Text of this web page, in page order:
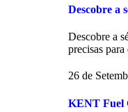
Descobre a
Descobre a
precisas para
26 de
KENT Fuel